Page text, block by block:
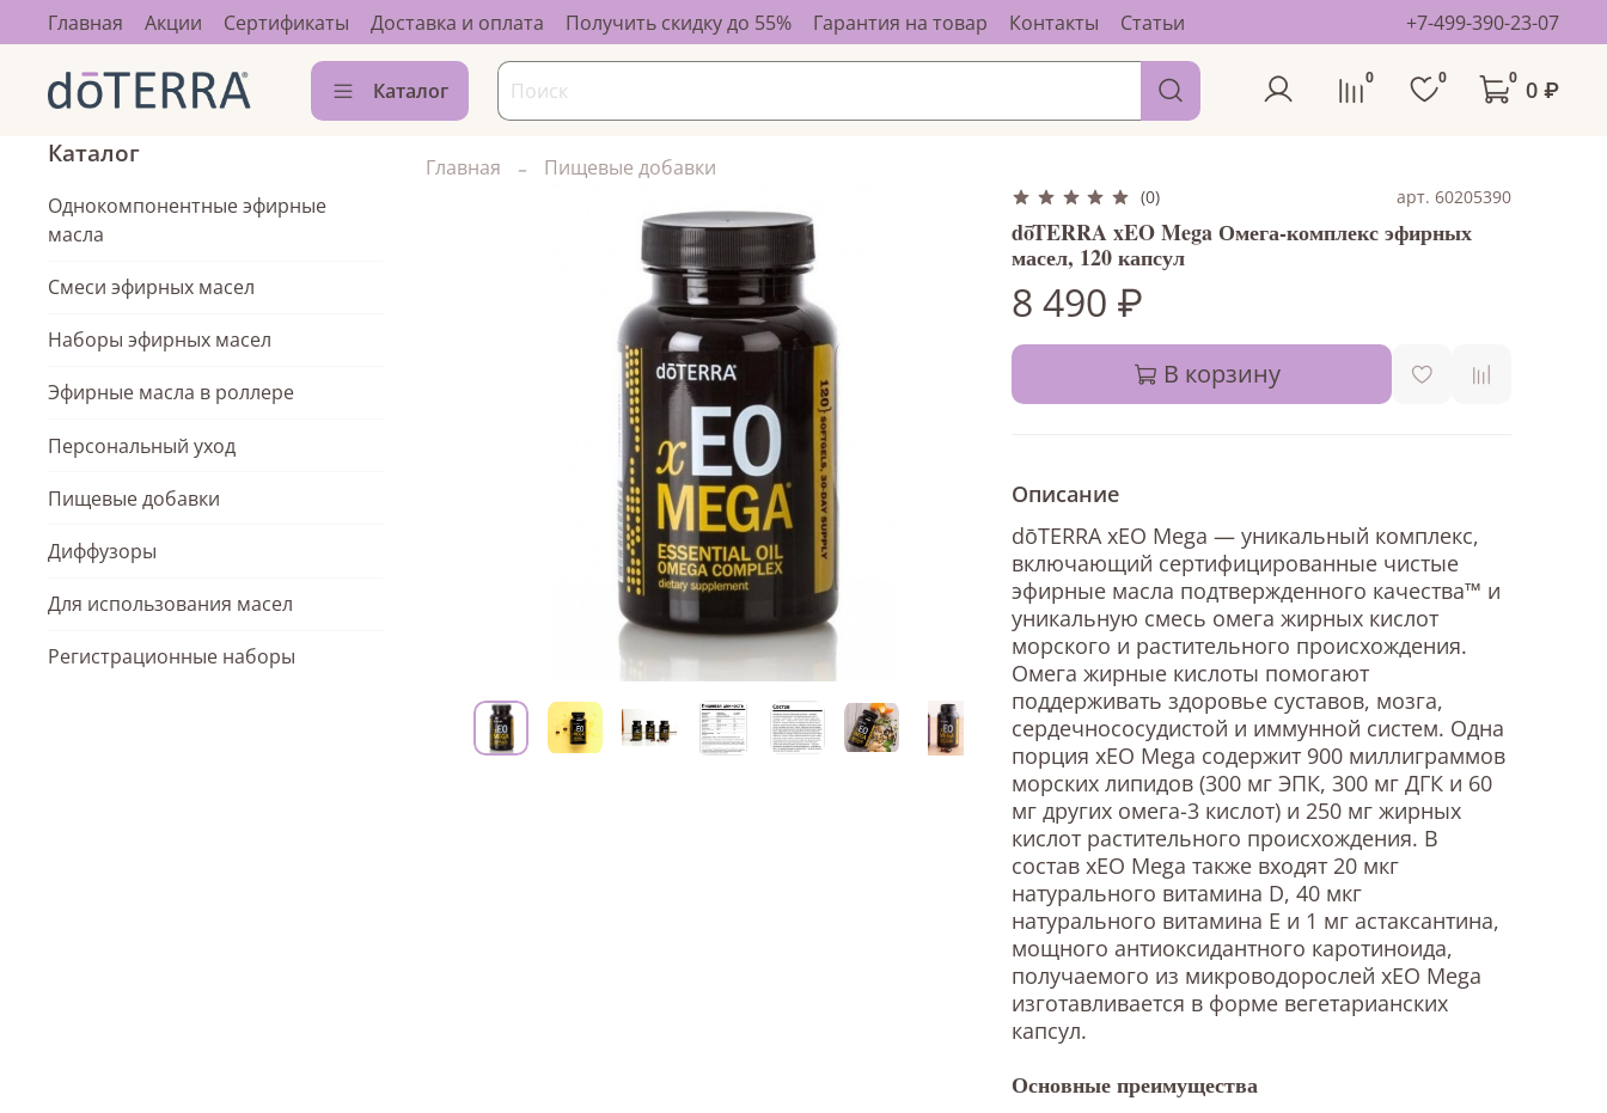
Главная Акции Сертификаты Доставка и оплата Получить скидку до 55% Гарантия на товар Контакты Статьи +7-499-390-23-07
Каталог
0 0 0 0 ₽
Главная Пищевые добавки
(0) арт. 60205390
dōTERRA xEO Mega Омега-комплекс эфирных
масел, 120 капсул
8 490 ₽
В корзину
Описание
dōTERRA xEO Mega — уникальный комплекс,
включающий сертифицированные чистые
эфирные масла подтвержденного качества™ и
уникальную смесь омега жирных кислот
морского и растительного происхождения.
Омега жирные кислоты помогают
поддерживать здоровье суставов, мозга,
сердечнососудистой и иммунной систем. Одна
порция xEO Mega содержит 900 миллиграммов
морских липидов (300 мг ЭПК, 300 мг ДГК и 60
мг других омега-3 кислот) и 250 мг жирных
кислот растительного происхождения. В
состав xEO Mega также входят 20 мкг
натурального витамина D, 40 мкг
натурального витамина Е и 1 мг астаксантина,
мощного антиоксидантного каротиноида,
получаемого из микроводорослей xEO Mega
изготавливается в форме вегетарианских
капсул.
Основные преимущества
Каталог
Однокомпонентные эфирные
масла
Смеси эфирных масел
Наборы эфирных масел
Эфирные масла в роллере
Персональный уход
Пищевые добавки
Диффузоры
Для использования масел
Регистрационные наборы